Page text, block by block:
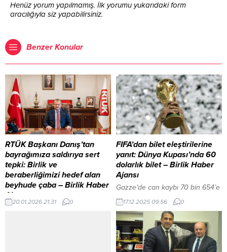
Henüz yorum yapılmamış. İlk yorumu yukarıdaki form
aracılığıyla siz yapabilirsiniz.
Benzer Konular
RTÜK Başkanı Danış’tan
bayrağımıza saldırıya sert
tepki: Birlik ve
beraberliğimizi hedef alan
beyhude çaba – Birlik Haber
Ajansı
ANKARA – BHA Kartalkaya’daki
20.01.2026 21:31 0
FIFA’dan bilet eleştirilerine
yanıt: Dünya Kupası’nda 60
dolarlık bilet – Birlik Haber
Ajansı
Gazze’de can kaybı 70 bin 654’e
çıktı İçeriği Görüntüle YAZI ARASI
REKLAM ALANI ANKARA-BHA
FIFA yetkilileri, söz konusu
biletlerin turnuvaya katılmaya
hak kazanan ülkelerin “sadık
taraftarlarına” ayrılacağını
17.12.2025 09:56 0